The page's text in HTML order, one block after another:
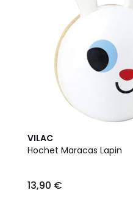
VILAC
Hochet Maracas Lapin
€.
13,90 €